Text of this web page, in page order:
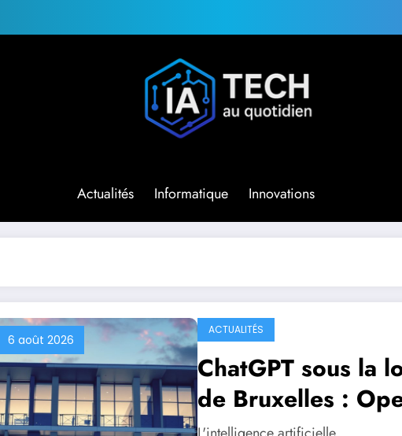
Actualités Informatique Innovations
6 août 2026
ACTUALITÉS
ChatGPT sous la
de Bruxelles :
face à une